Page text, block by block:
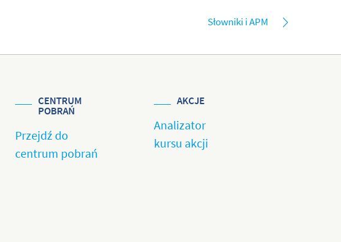
Słowniki i APM
CENTRUM
POBRAŃ
Przejdź do
centrum pobrań
AKCJE
Analizator
kursu akcji